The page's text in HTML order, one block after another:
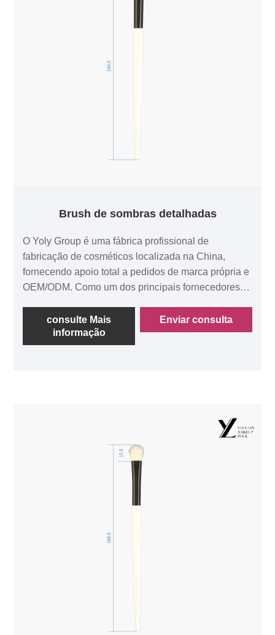
Brush de sombras detalhadas
O Yoly Group é uma fábrica profissional de
fabricação de cosméticos localizada na China,
fornecendo apoio total a pedidos de marca própria e
OEM/ODM. Como um dos principais fornecedores
estamos comprometidos em fornecer um serviço
único aos nossos clientes. A escova de sombra do
cabelo é feita de lã pura, com picos delgados,
consulte Mais
informação
Enviar consulta